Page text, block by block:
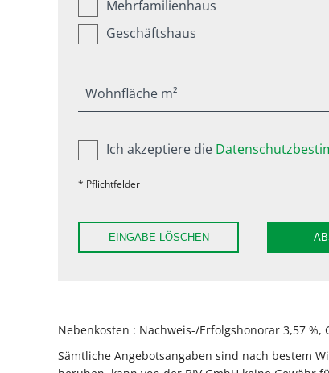
Mehrfamilienhaus
Geschäftshaus
Wohnfläche m²
Ich akzeptiere die
* Pflichtfelder
EINGABE LÖSCHEN
Nebenkosten : Nachweis-/Erfolgshonorar 3,57 %,
Sämtliche Angebotsangaben sind nach bestem